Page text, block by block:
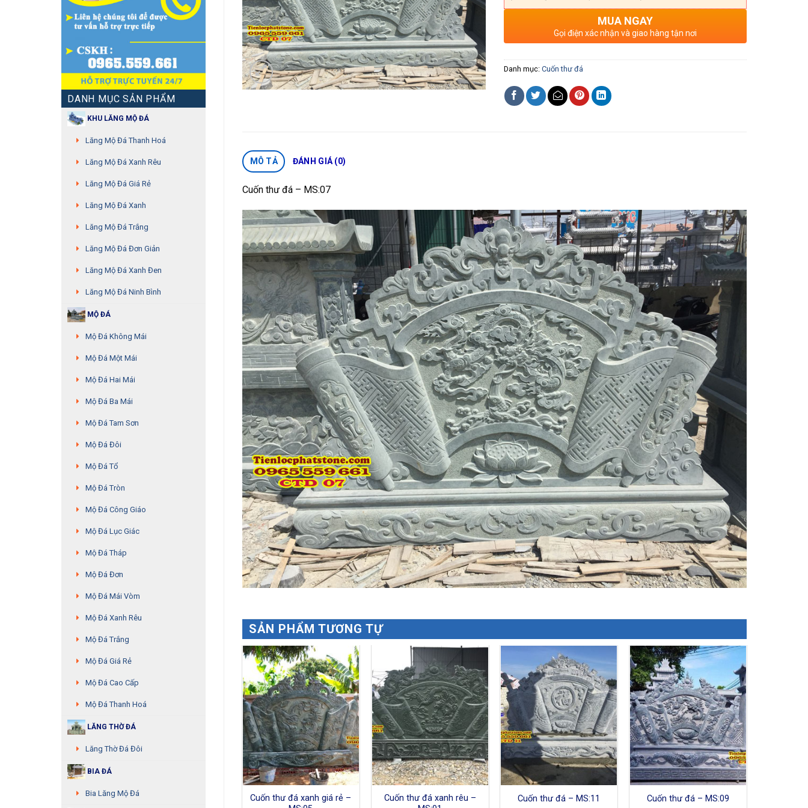
DANH MỤC SẢN PHẨM
KHU LĂNG MỘ ĐÁ
Lăng Mộ Đá Thanh Hoá
Lăng Mộ Đá Xanh Rêu
Lăng Mộ Đá Giá Rẻ
Lăng Mộ Đá Xanh
Lăng Mộ Đá Trắng
Lăng Mộ Đá Đơn Giản
Lăng Mộ Đá Xanh Đen
Lăng Mộ Đá Ninh Bình
MỘ ĐÁ
Mộ Đá Không Mái
Mộ Đá Một Mái
Mộ Đá Hai Mái
Mộ Đá Ba Mái
Mộ Đá Tam Sơn
Mộ Đá Đôi
Mộ Đá Tổ
Mộ Đá Tròn
Mộ Đá Công Giáo
Mộ Đá Lục Giác
Mộ Đá Tháp
Mộ Đá Đơn
Mộ Đá Mái Vòm
Mộ Đá Xanh Rêu
Mộ Đá Trắng
Mộ Đá Giá Rẻ
Mộ Đá Cao Cấp
Mộ Đá Thanh Hoá
LĂNG THỜ ĐÁ
Lăng Thờ Đá Đôi
BIA ĐÁ
Bia Lăng Mộ Đá
MUA NGAY
Gọi điện xác nhận và giao hàng tận nơi
Danh mục: Cuốn thư đá
MÔ TẢ ĐÁNH GIÁ (0)
Cuốn thư đá – MS:07
SẢN PHẨM TƯƠNG TỰ
Cuốn thư đá xanh giá rẻ –
Cuốn thư đá xanh rêu –
Cuốn thư đá – MS:11 Cuốn thư đá – MS:09
Cuốn thư đá – MS:12 Cuốn thư đá – MS:10